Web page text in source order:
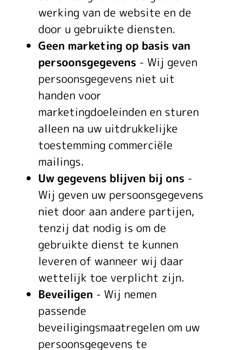
e
a
werking van de website en de
door u gebruikte diensten.
Geen marketing op basis van
persoonsgegevens - Wij geven
persoonsgegevens niet uit
handen voor
marketingdoeleinden en sturen
alleen na uw uitdrukkelijke
toestemming commerciële
mailings.
Uw gegevens blijven bij ons -
Wij geven uw persoonsgegevens
niet door aan andere partijen,
tenzij dat nodig is om de
gebruikte dienst te kunnen
leveren of wanneer wij daar
wettelijk toe verplicht zijn.
Beveiligen - Wij nemen
passende
beveiligingsmaatregelen om uw
persoonsgegevens te